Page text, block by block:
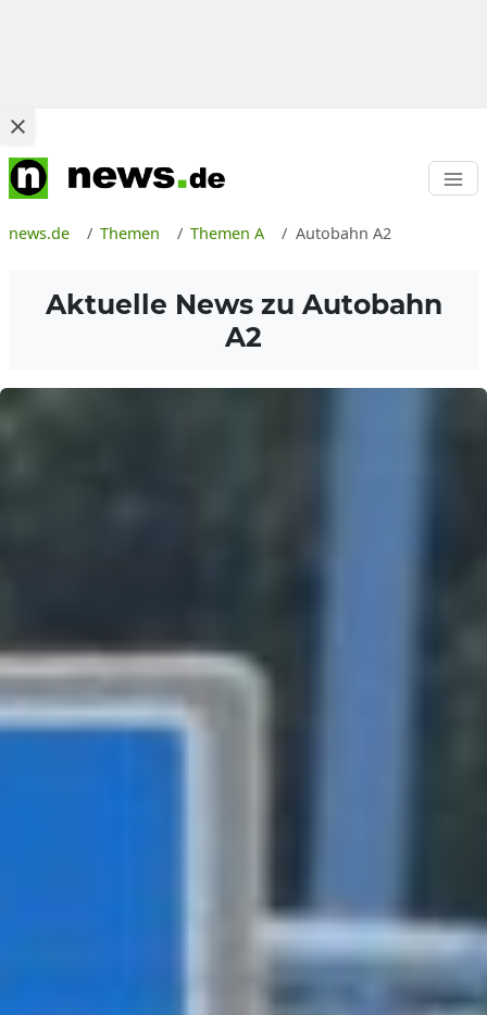
news.de Themen Themen A Autobahn A2
Aktuelle News zu Autobahn
A2